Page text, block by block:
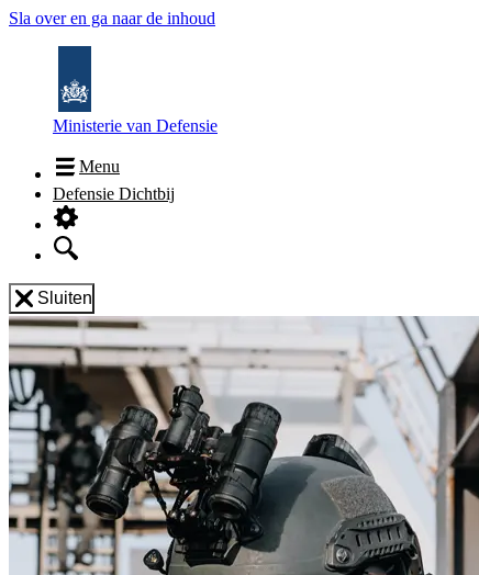
Sla over en ga naar de inhoud
Ministerie van Defensie
Menu
Defensie Dichtbij
Sluiten